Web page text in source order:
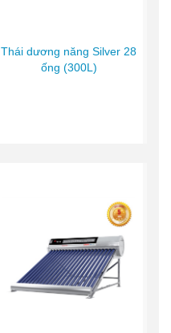
Thái dương năng Silver 28
ống (300L)